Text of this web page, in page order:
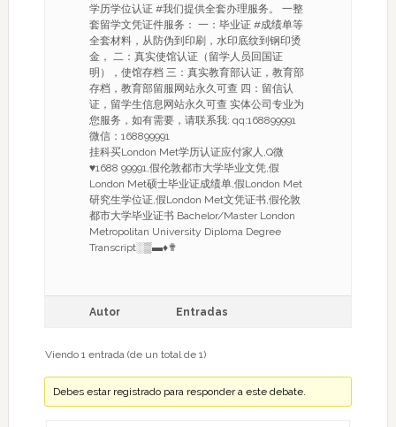
学历学位认证 #我们提供全套办理服务。 一整
套留学文凭证件服务： 一：毕业证 #成绩单等
全套材料，从防伪到印刷，水印底纹到钢印烫
金， 二：真实使馆认证（留学人员回国证
明），使馆存档 三：真实教育部认证，教育部
存档，教育部留服网站永久可查 四：留信认
证，留学生信息网站永久可查 实体公司专业为
您服务，如有需要，请联系我: qq:168899991
微信：168899991
挂科买London Met学历认证应付家人,Q微
♥1688 99991,假伦敦都市大学毕业文凭,假
London Met硕士毕业证成绩单,假London Met
研究生学位证,假London Met文凭证书,假伦敦
都市大学毕业证书 Bachelor/Master London
Metropolitan University Diploma Degree
Transcript░▒▬♦✟
Autor Entradas
Viendo 1 entrada (de un total de 1)
Debes estar registrado para responder a este debate.